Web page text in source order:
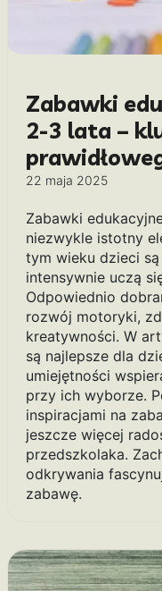
Zabawki
2-3 lata –
22 maja 2025
Zabawki
niezwykle istotny
tym wieku dzieci
intensywnie uczą
Odpowiednio
rozwój motoryki,
kreatywności. W
są najlepsze dla
umiejętności
przy ich wyborze.
inspiracjami na
jeszcze więcej
przedszkolaka.
odkrywania
zabawę.